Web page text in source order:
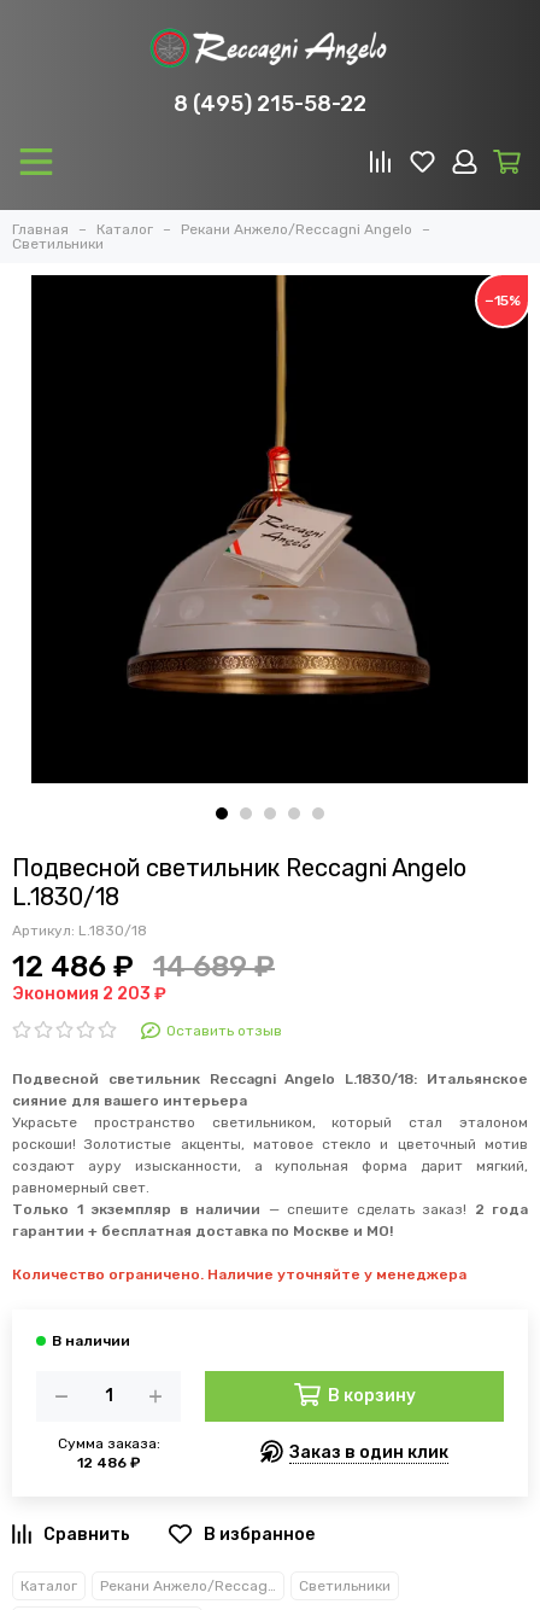
8 (495) 215-58-22
Главная Каталог
Рекани Анжело/Reccagni Angelo
Светильники
−15%
Подвесной светильник Reccagni Angelo
L.1830/18
Артикул: L.1830/18
12 486 ₽ 14 689 ₽
Экономия 2 203 ₽
Оставить отзыв
Подвесной светильник Reccagni Angelo L.1830/18: Итальянское
сияние для вашего интерьера
Украсьте пространство светильником, который стал эталоном
роскоши! Золотистые акценты, матовое стекло и цветочный мотив
создают ауру изысканности, а купольная форма дарит мягкий,
равномерный свет.
Только 1 экземпляр в наличии — спешите сделать заказ!
2 года
гарантии + бесплатная доставка по Москве и МО!
Количество ограничено. Наличие уточняйте у менеджера
Сумма заказа:
12 486 ₽
В корзину
Заказ в один клик
В избранное
Каталог Рекани Анжело/Reccagni Angelo Светильники